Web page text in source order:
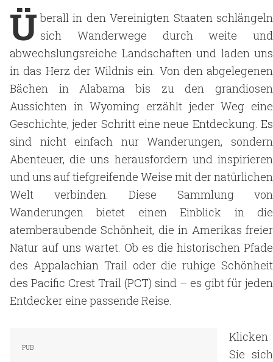
Ü berall in den Vereinigten Staaten schlängeln
sich Wanderwege durch weite und
abwechslungsreiche Landschaften und laden uns
in das Herz der Wildnis ein. Von den abgelegenen
Bächen in Alabama bis zu den grandiosen
Aussichten in Wyoming erzählt jeder Weg eine
Geschichte, jeder Schritt eine neue Entdeckung. Es
sind nicht einfach nur Wanderungen, sondern
Abenteuer, die uns herausfordern und inspirieren
und uns auf tiefgreifende Weise mit der natürlichen
Welt verbinden. Diese Sammlung von
Wanderungen bietet einen Einblick in die
atemberaubende Schönheit, die in Amerikas freier
Natur auf uns wartet. Ob es die historischen Pfade
des Appalachian Trail oder die ruhige Schönheit
des Pacific Crest Trail (PCT) sind – es gibt für jeden
Entdecker eine passende Reise.
Klicken
Sie sich